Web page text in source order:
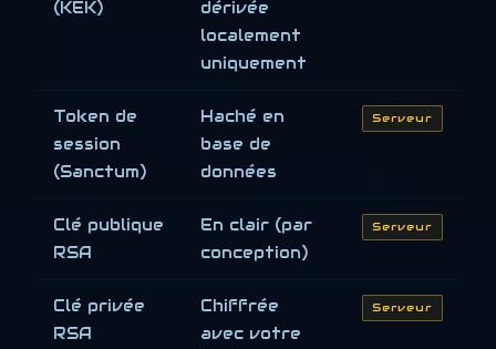
(KEK)
dérivée
localement
uniquement
Token de
session
(Sanctum)
Haché en
base de
données
Serveur
Clé publique
RSA
En clair (par
conception)
Serveur
Clé privée
RSA
Chiffrée
avec votre
Serveur